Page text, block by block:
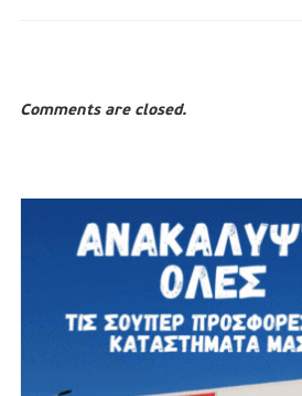
Comments are closed.